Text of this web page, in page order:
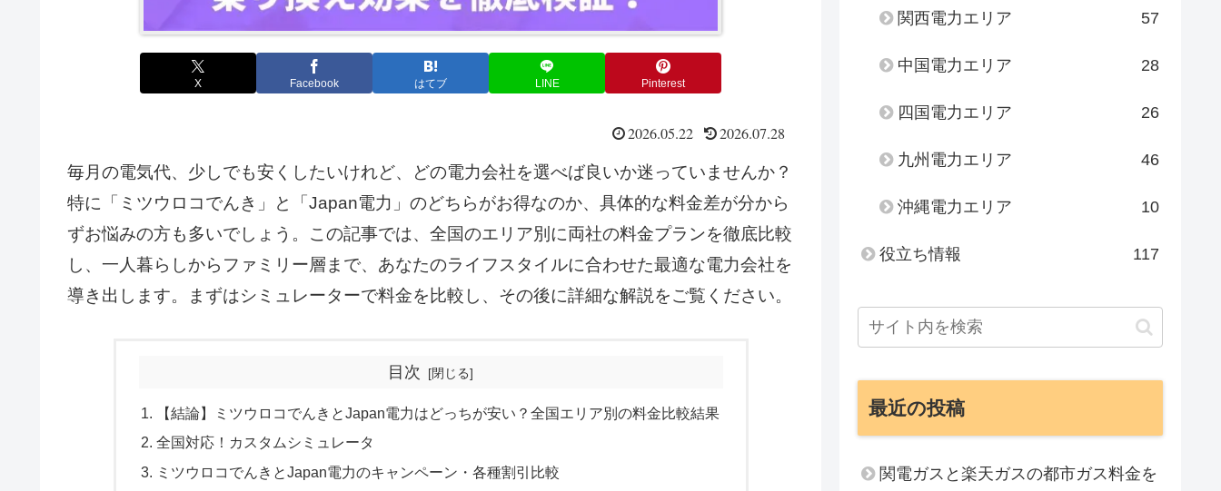
X Facebook はてブ LINE Pinterest
2026.05.22 2026.07.28
毎月の電気代、少しでも安くしたいけれど、どの電力会社を選べば良いか迷っていませんか？
特に「ミツウロコでんき」と「Japan電力」のどちらがお得なのか、具体的な料金差が分から
ずお悩みの方も多いでしょう。この記事では、全国のエリア別に両社の料金プランを徹底比較
し、一人暮らしからファミリー層まで、あなたのライフスタイルに合わせた最適な電力会社を
導き出します。まずはシミュレーターで料金を比較し、その後に詳細な解説をご覧ください。
目次
【結論】ミツウロコでんきとJapan電力はどっちが安い？全国エリア別の料金比較結果
全国対応！カスタムシミュレータ
ミツウロコでんきとJapan電力のキャンペーン・各種割引比較
関西電力エリア 57
中国電力エリア 28
四国電力エリア 26
九州電力エリア 46
沖縄電力エリア 10
役立ち情報 117
最近の投稿
関電ガスと楽天ガスの都市ガス料金を